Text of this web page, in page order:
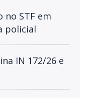
no STF em
policial
IN 172/26 e